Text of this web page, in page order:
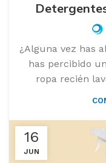
¿Alguna vez has
has percibido
ropa recién
16
JUN